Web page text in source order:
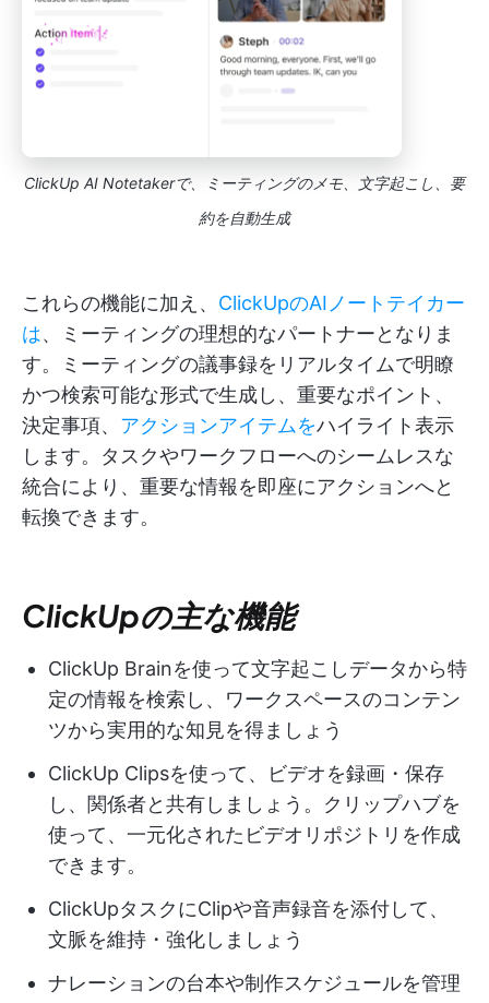
ClickUp AI Notetakerで、ミーティングのメモ、文字起こし、要
約を自動生成
これらの機能に加え、 ClickUpのAIノートテイカー
は、ミーティングの理想的なパートナーとなりま
す。ミーティングの議事録をリアルタイムで明瞭
かつ検索可能な形式で生成し、重要なポイント、
決定事項、 アクションアイテムをハイライト表示
します。タスクやワークフローへのシームレスな
統合により、重要な情報を即座にアクションへと
転換できます。
ClickUpの主な機能
ClickUp Brainを使って文字起こしデータから特
定の情報を検索し、ワークスペースのコンテン
ツから実用的な知見を得ましょう
ClickUp Clipsを使って、ビデオを録画・保存
し、関係者と共有しましょう。クリップハブを
使って、一元化されたビデオリポジトリを作成
できます。
ClickUpタスクにClipや音声録音を添付して、
文脈を維持・強化しましょう
ナレーションの台本や制作スケジュールを管理